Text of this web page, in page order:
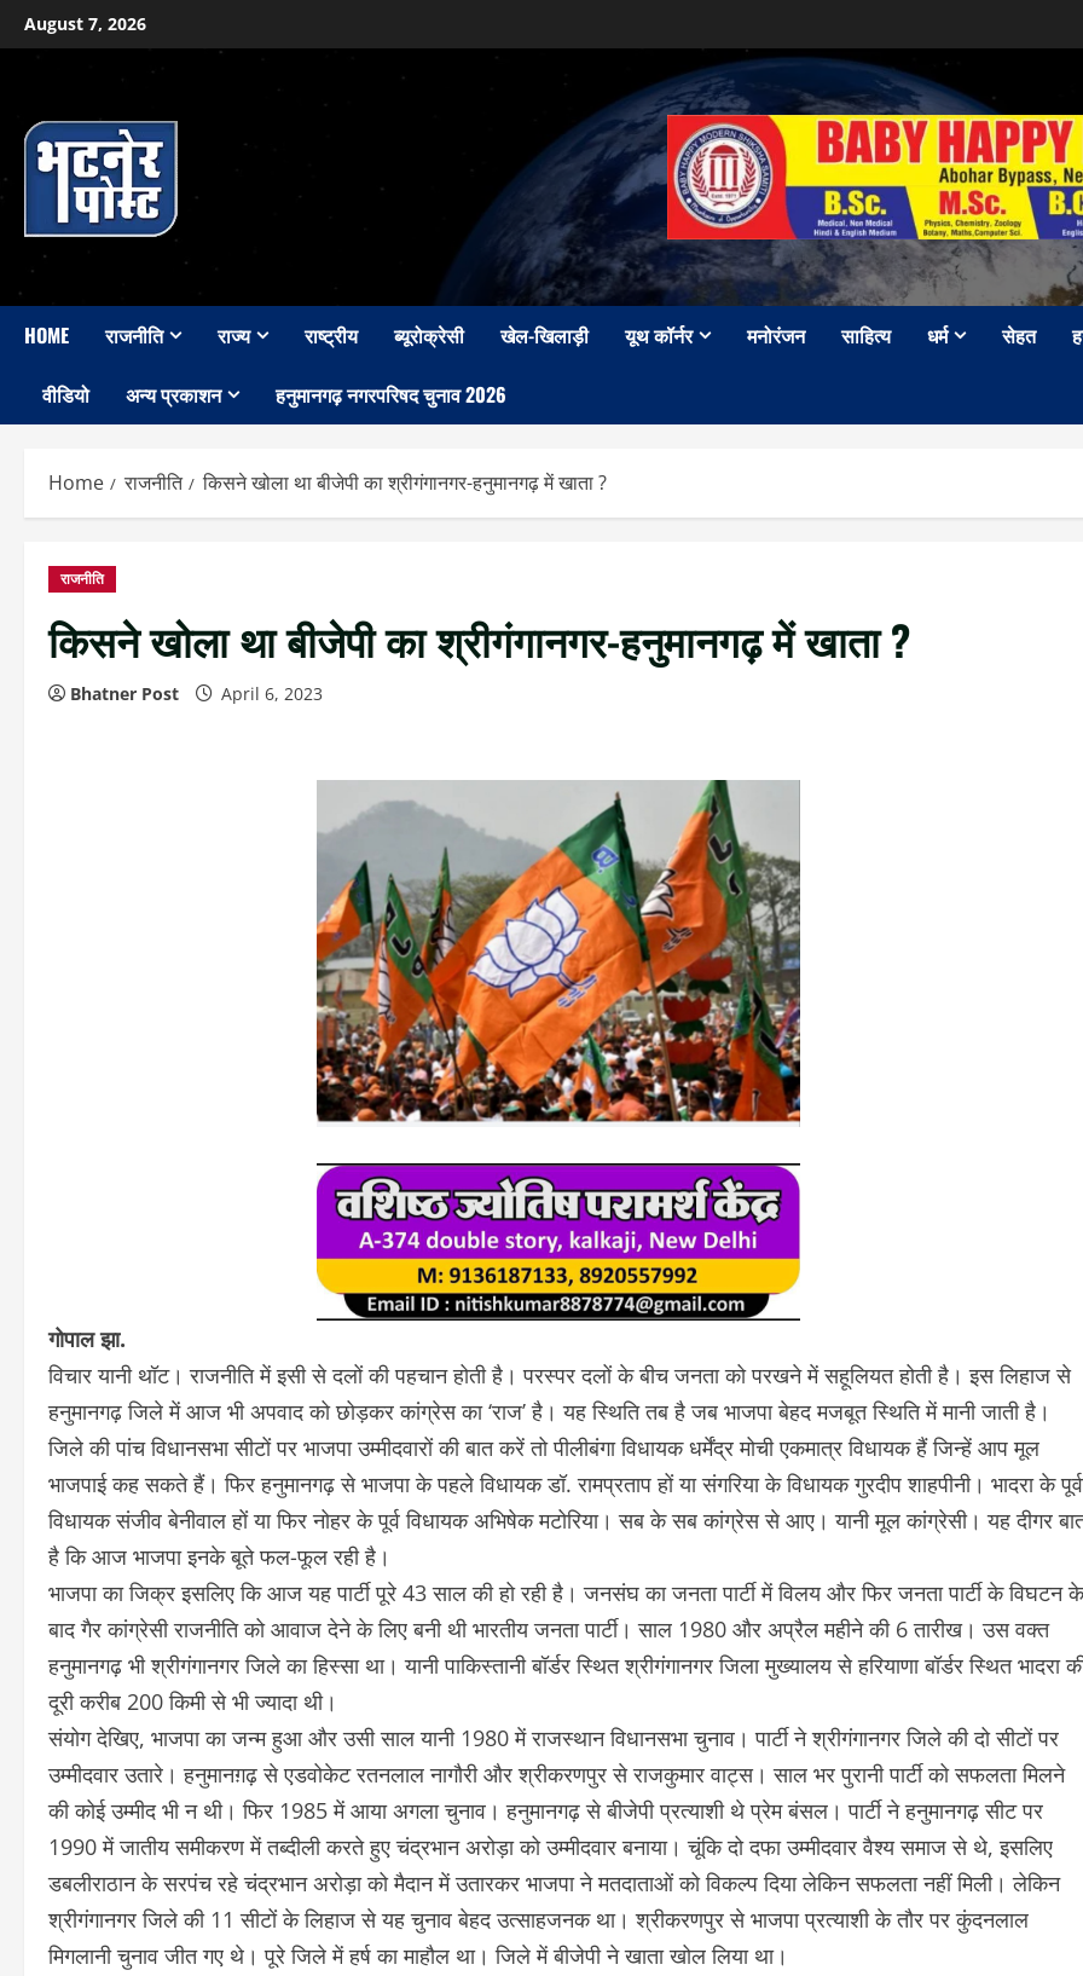
Skip
to
August 7, 2026
HOME राजनीति राज्य राष्ट्रीय ब्यूरोक्रेसी खेल-खिलाड़ी यूथ कॉर्नर मनोरंजन साहित्य धर्म सेहत
वीडियो अन्य प्रकाशन हनुमानगढ़ नगरपरिषद चुनाव 2026
Home राजनीति किसने खोला था बीजेपी का श्रीगंगानगर-हनुमानगढ़ में खाता ?
राजनीति
किसने खोला था बीजेपी का श्रीगंगानगर-हनुमानगढ़ में खाता ?
Bhatner Post April 6, 2023
गोपाल झा.
विचार यानी थॉट। राजनीति में इसी से दलों की पहचान होती है। परस्पर दलों के बीच जनता को परखने में सहूलियत होती है। इस लिहाज से
हनुमानगढ़ जिले में आज भी अपवाद को छोड़कर कांग्रेस का ‘राज’ है। यह स्थिति तब है जब भाजपा बेहद मजबूत स्थिति में मानी जाती है।
जिले की पांच विधानसभा सीटों पर भाजपा उम्मीदवारों की बात करें तो पीलीबंगा विधायक धर्मेंद्र मोची एकमात्र विधायक हैं जिन्हें आप मूल
भाजपाई कह सकते हैं। फिर हनुमानगढ़ से भाजपा के पहले विधायक डॉ. रामप्रताप हों या संगरिया के विधायक गुरदीप शाहपीनी। भादरा के पूर्व
विधायक संजीव बेनीवाल हों या फिर नोहर के पूर्व विधायक अभिषेक मटोरिया। सब के सब कांग्रेस से आए। यानी मूल कांग्रेसी। यह दीगर
है कि आज भाजपा इनके बूते फल-फूल रही है।
भाजपा का जिक्र इसलिए कि आज यह पार्टी पूरे 43 साल की हो रही है। जनसंघ का जनता पार्टी में विलय और फिर जनता पार्टी के विघटन के
बाद गैर कांग्रेसी राजनीति को आवाज देने के लिए बनी थी भारतीय जनता पार्टी। साल 1980 और अप्रैल महीने की 6 तारीख। उस वक्त
हनुमानगढ़ भी श्रीगंगानगर जिले का हिस्सा था। यानी पाकिस्तानी बॉर्डर स्थित श्रीगंगानगर जिला मुख्यालय से हरियाणा बॉर्डर स्थित भादरा
दूरी करीब 200 किमी से भी ज्यादा थी।
संयोग देखिए, भाजपा का जन्म हुआ और उसी साल यानी 1980 में राजस्थान विधानसभा चुनाव। पार्टी ने श्रीगंगानगर जिले की दो सीटों पर
उम्मीदवार उतारे। हनुमानग़ढ़ से एडवोकेट रतनलाल नागौरी और श्रीकरणपुर से राजकुमार वाट्स। साल भर पुरानी पार्टी को सफलता मिलने
की कोई उम्मीद भी न थी। फिर 1985 में आया अगला चुनाव। हनुमानगढ़ से बीजेपी प्रत्याशी थे प्रेम बंसल। पार्टी ने हनुमानगढ़ सीट पर
1990 में जातीय समीकरण में तब्दीली करते हुए चंद्रभान अरोड़ा को उम्मीदवार बनाया। चूंकि दो दफा उम्मीदवार वैश्य समाज से थे, इसलिए
डबलीराठान के सरपंच रहे चंद्रभान अरोड़ा को मैदान में उतारकर भाजपा ने मतदाताओं को विकल्प दिया लेकिन सफलता नहीं मिली। लेकिन
श्रीगंगानगर जिले की 11 सीटों के लिहाज से यह चुनाव बेहद उत्साहजनक था। श्रीकरणपुर से भाजपा प्रत्याशी के तौर पर कुंदनलाल
मिगलानी चुनाव जीत गए थे। पूरे जिले में हर्ष का माहौल था। जिले में बीजेपी ने खाता खोल लिया था।